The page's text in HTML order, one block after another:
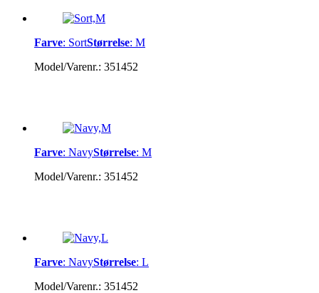
Farve: SortStørrelse: M
Model/Varenr.: 351452
Farve: NavyStørrelse: M
Model/Varenr.: 351452
Farve: NavyStørrelse: L
Model/Varenr.: 351452